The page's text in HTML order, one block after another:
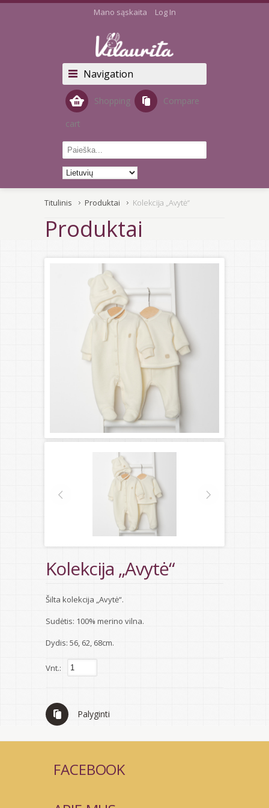
Mano sąskaita Log In
Navigation
Shopping
cart
Compare
Titulinis Produktai Kolekcija „Avytė“
Produktai
Kolekcija „Avytė“
Šilta kolekcija „Avytė“.
Sudėtis: 100% merino vilna.
Dydis: 56, 62, 68cm.
Vnt.:
Palyginti
FACEBOOK